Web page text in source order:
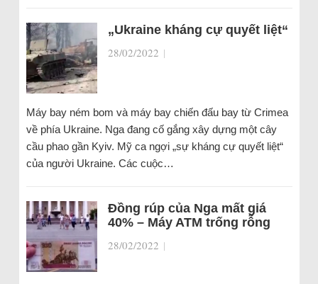
„Ukraine kháng cự quyết liệt“
28/02/2022 |
Máy bay ném bom và máy bay chiến đấu bay từ Crimea
về phía Ukraine. Nga đang cố gắng xây dựng một cây
cầu phao gần Kyiv. Mỹ ca ngợi „sự kháng cự quyết liệt“
của người Ukraine. Các cuộc…
Đồng rúp của Nga mất giá
40% – Máy ATM trống rỗng
28/02/2022 |